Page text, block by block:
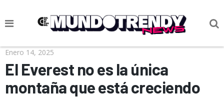
NOTICIAS
CULTURA POP
CIENCIA Y TECNOLOGÍA
Enero 14, 2025
El Everest no es la única
montaña que está creciendo